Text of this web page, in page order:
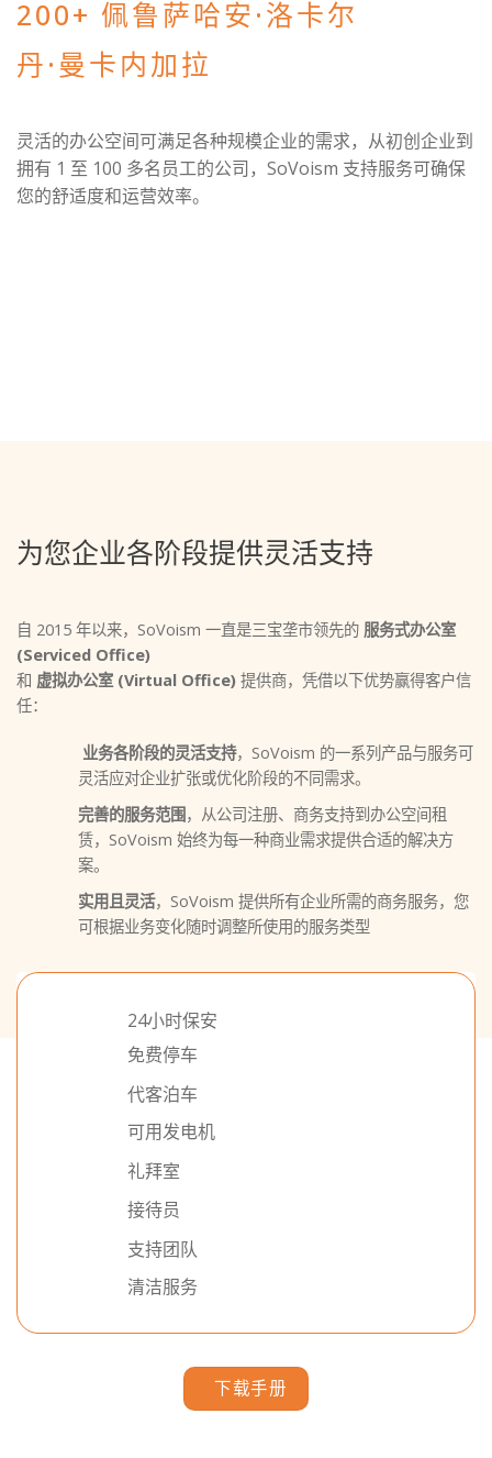
200+ 佩鲁萨哈安·洛卡尔
丹·曼卡内加拉
灵活的办公空间可满足各种规模企业的需求，从初创企业到
拥有 1 至 100 多名员工的公司，SoVoism 支持服务可确保
您的舒适度和运营效率。
为您企业各阶段提供灵活支持
自 2015 年以来，SoVoism 一直是三宝垄市领先的 服务式办公室
(Serviced Office)
和 虚拟办公室 (Virtual Office) 提供商，凭借以下优势赢得客户信
任：
业务各阶段的灵活支持，SoVoism 的一系列产品与服务可
灵活应对企业扩张或优化阶段的不同需求。
完善的服务范围，从公司注册、商务支持到办公空间租
赁，SoVoism 始终为每一种商业需求提供合适的解决方
案。
实用且灵活，SoVoism 提供所有企业所需的商务服务，您
可根据业务变化随时调整所使用的服务类型
24小时保安
免费停车
代客泊车
可用发电机
礼拜室
接待员
支持团队
清洁服务
下载手册